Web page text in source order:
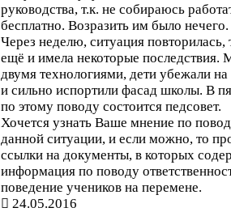
руководства, т.к. не собираюсь
бесплатно. Возразить им было нечего.
Через неделю, ситуация повторилась,
ещё и имела некоторые последствия.
двумя технологиями, дети убежали на
и сильно испортили фасад школы. В
по этому поводу состоится педсовет.
Хочется узнать Ваше мнение по
данной ситуации, и если можно, то
ссылки на документы, в которых
информация по поводу
поведение учеников на перемене.
24.05.2016